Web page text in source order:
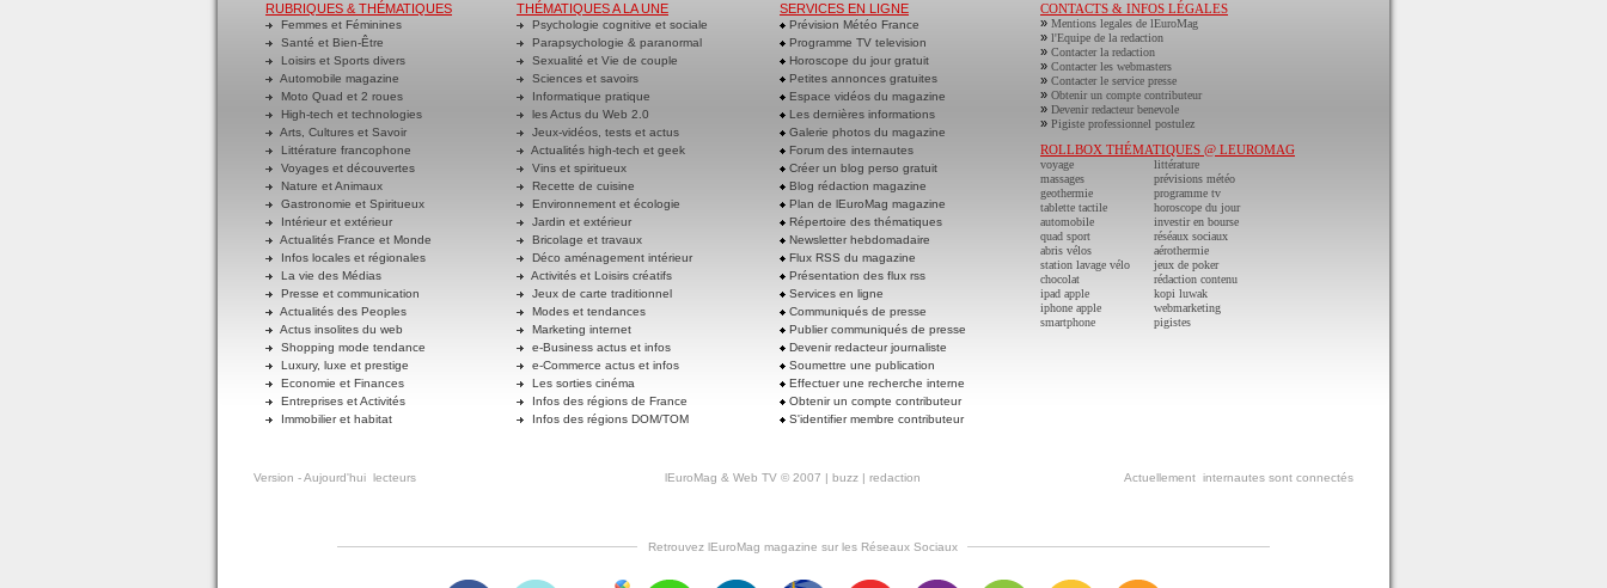
RUBRIQUES & THÉMATIQUES
Femmes et Féminines
Santé et Bien-Être
Loisirs et Sports divers
Automobile magazine
Moto Quad et 2 roues
High-tech et technologies
Arts, Cultures et Savoir
Littérature francophone
Voyages et découvertes
Nature et Animaux
Gastronomie et Spiritueux
Intérieur et extérieur
Actualités France et Monde
Infos locales et régionales
La vie des Médias
Presse et communication
Actualités des Peoples
Actus insolites du web
Shopping mode tendance
Luxury, luxe et prestige
Economie et Finances
Entreprises et Activités
Immobilier et habitat
THÉMATIQUES A LA UNE
Psychologie cognitive et sociale
Parapsychologie & paranormal
Sexualité et Vie de couple
Sciences et savoirs
Informatique pratique
les Actus du Web 2.0
Jeux-vidéos, tests et actus
Actualités high-tech et geek
Vins et spiritueux
Recette de cuisine
Environnement et écologie
Jardin et extérieur
Bricolage et travaux
Déco aménagement intérieur
Activités et Loisirs créatifs
Jeux de carte traditionnel
Modes et tendances
Marketing internet
e-Business actus et infos
e-Commerce actus et infos
Les sorties cinéma
Infos des régions de France
Infos des régions DOM/TOM
SERVICES EN LIGNE
Prévision Météo France
Programme TV television
Horoscope du jour gratuit
Petites annonces gratuites
Espace vidéos du magazine
Les dernières informations
Galerie photos du magazine
Forum des internautes
Créer un blog perso gratuit
Blog rédaction magazine
Plan de lEuroMag magazine
Répertoire des thématiques
Newsletter hebdomadaire
Flux RSS du magazine
Présentation des flux rss
Services en ligne
Communiqués de presse
Publier communiqués de presse
Devenir redacteur journaliste
Soumettre une publication
Effectuer une recherche interne
Obtenir un compte contributeur
S'identifier membre contributeur
CONTACTS & INFOS LÉGALES
» Mentions legales de lEuroMag
» l'Equipe de la redaction
» Contacter la redaction
» Contacter les webmasters
» Contacter le service presse
» Obtenir un compte contributeur
» Devenir redacteur benevole
» Pigiste professionnel postulez
ROLLBOX THÉMATIQUES @ LEUROMAG
voyage
massages
geothermie
tablette tactile
automobile
quad sport
abris vélos
station lavage vélo
chocolat
ipad apple
iphone apple
smartphone
littérature
prévisions météo
programme tv
horoscope du jour
investir en bourse
réséaux sociaux
aérothermie
jeux de poker
rédaction contenu
kopi luwak
webmarketing
pigistes
Version - Aujourd'hui lecteurs lEuroMag & Web TV © 2007 | buzz | redaction Actuellement internautes sont connectés
Retrouvez lEuroMag magazine sur les Réseaux Sociaux